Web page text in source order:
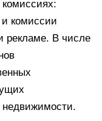
комиссиях:
комиссии
рекламе. В числе